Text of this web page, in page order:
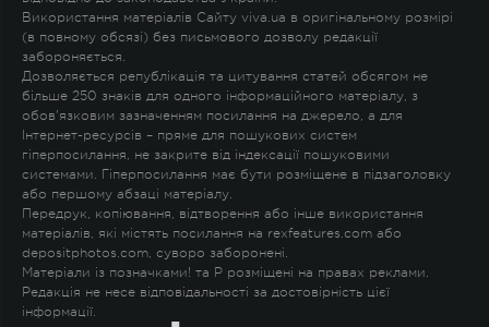
Використання матеріалів Сайту viva.ua в оригінальному розмірі
(в повному обсязі) без письмового дозволу редакції
забороняється.
Дозволяється републікація та цитування статей обсягом не
більше 250 знаків для одного інформаційного матеріалу, з
обов'язковим зазначенням посилання на джерело, а для
Інтернет-ресурсів – пряме для пошукових систем
гіперпосилання, не закрите від індексації пошуковими
системами. Гіперпосилання має бути розміщене в підзаголовку
або першому абзаці матеріалу.
Передрук, копіювання, відтворення або інше використання
матеріалів, які містять посилання на rexfeatures.com або
depositphotos.com, суворо заборонені.
Матеріали із позначками! та P розміщені на правах реклами.
Редакція не несе відповідальності за достовірність цієї
інформації.